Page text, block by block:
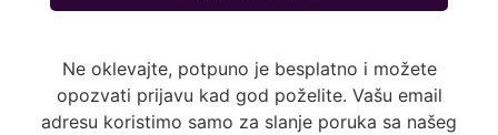
Ne oklevajte, potpuno je besplatno i možete
opozvati prijavu kad god poželite. Vašu email
adresu koristimo samo za slanje poruka sa našeg